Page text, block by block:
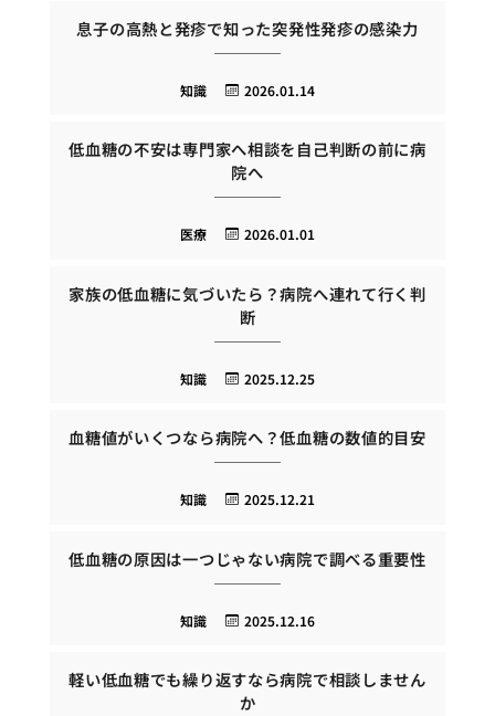
息子の高熱と発疹で知った突発性発疹の感染力
2026.01.14
知識
低血糖の不安は専門家へ相談を自己判断の前に病
院へ
2026.01.01
医療
家族の低血糖に気づいたら？病院へ連れて行く判
断
2025.12.25
知識
血糖値がいくつなら病院へ？低血糖の数値的目安
2025.12.21
知識
低血糖の原因は一つじゃない病院で調べる重要性
2025.12.16
知識
軽い低血糖でも繰り返すなら病院で相談しません
か